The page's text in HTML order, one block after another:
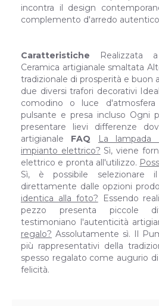
incontra il design
complemento d'arredo
Caratteristiche Realizzata
Ceramica artigianale smaltata
tradizionale di prosperità e buon
due diversi trafori decorativi
comodino o luce
pulsante e presa incluso Ogni
presentare lievi differenze
artigianale FAQ
La
impianto elettrico? Sì, viene
elettrico e pronta all'utilizzo.
Sì, è possibile selezionare
direttamente dalle opzioni
identica alla foto? Essendo
pezzo presenta piccole
testimoniano l'autenticità
regalo? Assolutamente sì. Il
più rappresentativi della
spesso regalato come augurio
felicità.